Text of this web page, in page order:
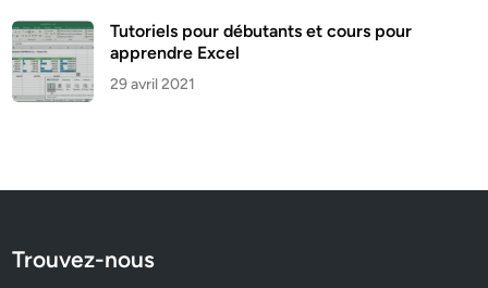
Tutoriels pour débutants et cours pour
apprendre Excel
29 avril 2021
Trouvez-nous